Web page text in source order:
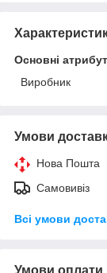
Основні
Виробник
Умови
Нова Пошта
Самовивіз
Всі умови
Умови оплати